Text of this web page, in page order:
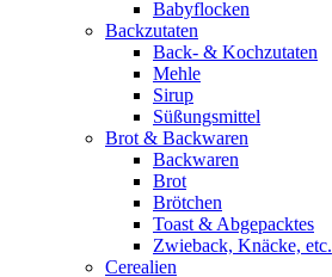
Babyflocken
Backzutaten
Back- & Kochzutaten
Mehle
Sirup
Süßungsmittel
Brot & Backwaren
Backwaren
Brot
Brötchen
Toast & Abgepacktes
Zwieback, Knäcke, etc.
Cerealien